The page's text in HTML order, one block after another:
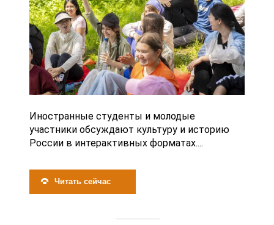
Иностранные студенты и молодые
участники обсуждают культуру и историю
России в интерактивных форматах....
Читать сейчас